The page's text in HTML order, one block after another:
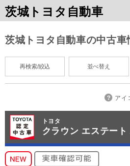
茨城トヨタ自動車
茨城トヨタ自動車の中古車
再検索/絞込 並べ替え
アイ
トヨタ
クラウン エステート